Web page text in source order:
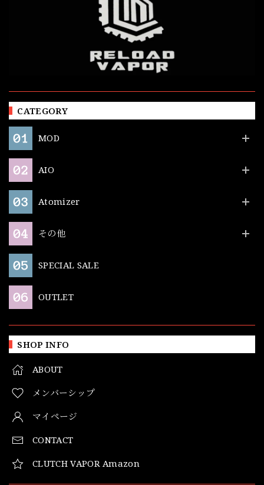
CATEGORY
MOD
AIO
Atomizer
その他
SPECIAL SALE
OUTLET
SHOP INFO
ABOUT
メンバーシップ
マイページ
CONTACT
CLUTCH VAPOR Amazon